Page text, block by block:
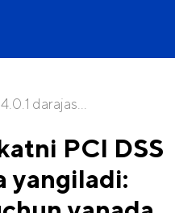
darajas...
PCI DSS
yangiladi: